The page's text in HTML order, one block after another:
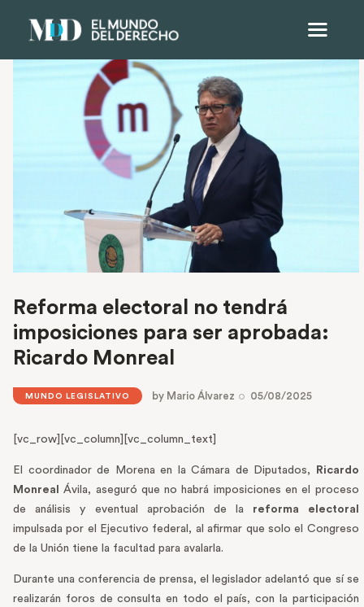
Reforma electoral no tendrá
imposiciones para ser aprobada:
Ricardo Monreal
MUNDO LEGISLATIVO by Mario Álvarez 05/08/2025
[vc_row][vc_column][vc_column_text]
El coordinador de Morena en la Cámara de Diputados,
Ricardo
Monreal
Ávila, aseguró que no habrá imposiciones en el proceso
de análisis y eventual aprobación de la reforma electoral
impulsada por el Ejecutivo federal, al afirmar que solo el Congreso
de la Unión tiene la facultad para avalarla.
Durante una conferencia de prensa, el legislador adelantó que sí se
realizarán foros de consulta en todo el país, con la participación